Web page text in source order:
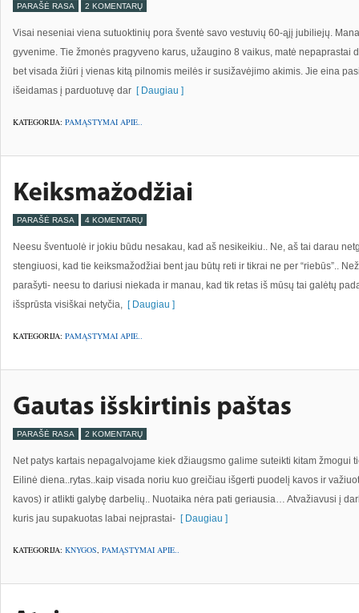
PARAŠĖ RASA 2 KOMENTARŲ
Visai neseniai viena sutuoktinių pora šventė savo vestuvių 60-ąjį jubiliejų.
gyvenime. Tie žmonės pragyveno karus, užaugino 8 vaikus, matė nepaprastai
bet visada žiūri į vienas kitą pilnomis meilės ir susižavėjimo akimis. Jie eina
išeidamas į parduotuvę dar [ Daugiau ]
KATEGORIJA: PAMĄSTYMAI APIE..
PARAŠĖ RASA 4 KOMENTARŲ
Neesu šventuolė ir jokiu būdu nesakau, kad aš nesikeikiu.. Ne, aš tai darau
stengiuosi, kad tie keiksmažodžiai bent jau būtų reti ir tikrai ne per “riebūs”..
parašyti- neesu to dariusi niekada ir manau, kad tik retas iš mūsų tai galėtų
išsprūsta visiškai netyčia, [ Daugiau ]
KATEGORIJA: PAMĄSTYMAI APIE..
PARAŠĖ RASA 2 KOMENTARŲ
Net patys kartais nepagalvojame kiek džiaugsmo galime suteikti kitam žmogui
Eilinė diena..rytas..kaip visada noriu kuo greičiau išgerti puodelį kavos ir
kavos) ir atlikti galybę darbelių.. Nuotaika nėra pati geriausia… Atvažiavusi į
kuris jau supakuotas labai neįprastai- [ Daugiau ]
KATEGORIJA: KNYGOS, PAMĄSTYMAI APIE..